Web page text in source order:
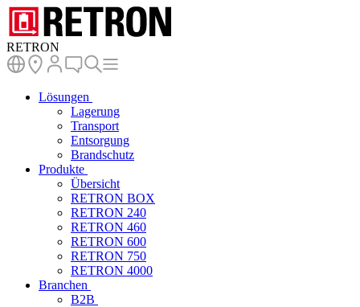
RETRON
Lösungen
Lagerung
Transport
Entsorgung
Brandschutz
Produkte
Übersicht
RETRON BOX
RETRON 240
RETRON 460
RETRON 600
RETRON 750
RETRON 4000
Branchen
B2B